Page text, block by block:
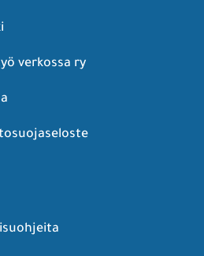
verkossa ry